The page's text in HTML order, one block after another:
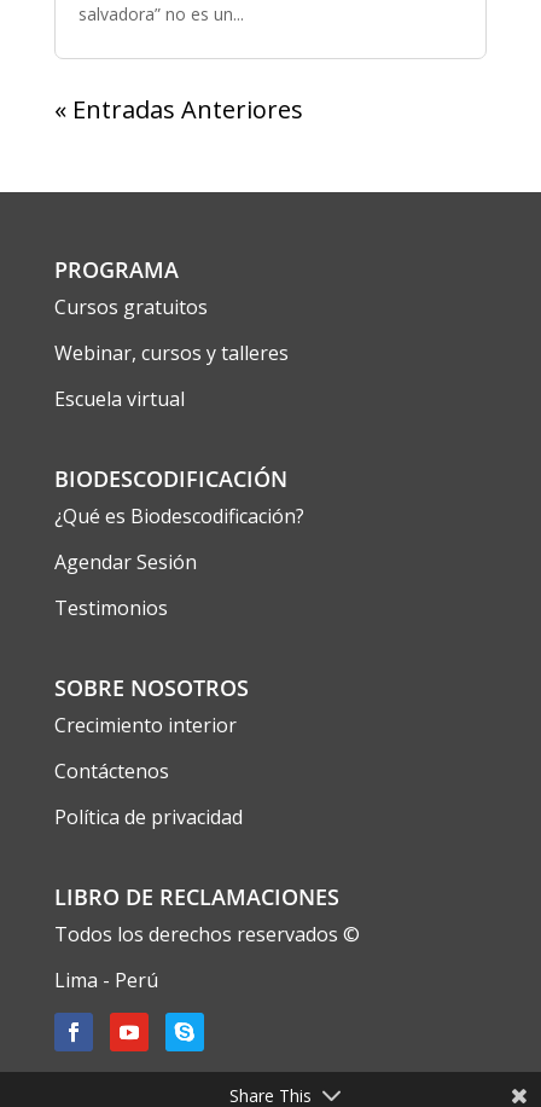
salvadora” no es un...
« Entradas Anteriores
PROGRAMA
Cursos gratuitos
Webinar, cursos y talleres
Escuela virtual
BIODESCODIFICACIÓN
¿Qué es Biodescodificación?
Agendar Sesión
Testimonios
SOBRE NOSOTROS
Crecimiento interior
Contáctenos
Política de privacidad
LIBRO DE RECLAMACIONES
Todos los derechos reservados ©
Lima - Perú
Share This